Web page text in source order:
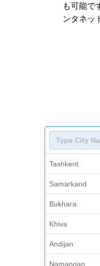
も可能で
ンタネッ
Tashkent
Samarkand
Bukhara
Khiva
Andijan
Namangan